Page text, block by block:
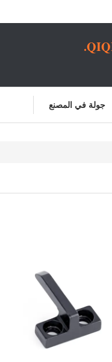
جولة في المصنع